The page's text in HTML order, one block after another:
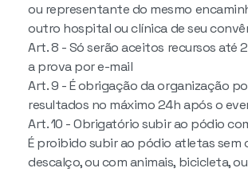
ou representante do mesmo
outro hospital ou clínica de seu
Art. 8 - Só serão aceitos recursos até
a prova por e-mail
Art. 9 - É obrigação da organização
resultados no máximo 24h após o
Art. 10 - Obrigatório subir ao pódio
É proibido subir ao pódio atletas sem
descalço, ou com animais, bicicleta,